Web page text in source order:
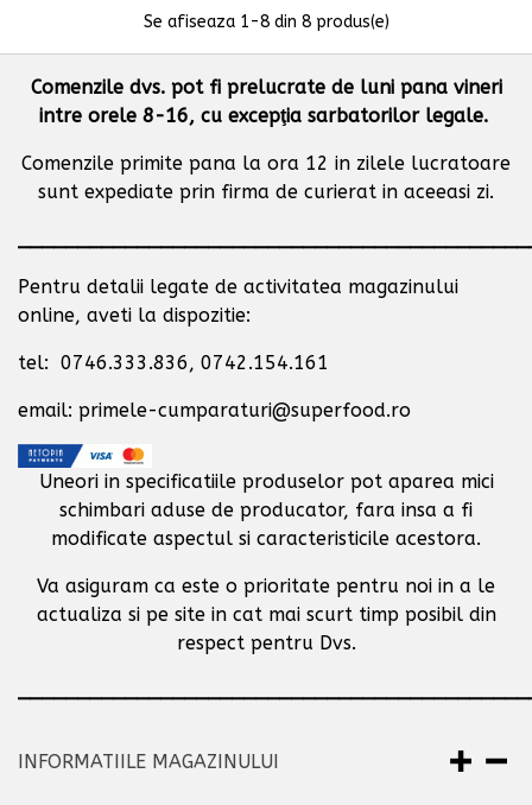
Se afiseaza 1-8 din 8 produs(e)
Comenzile dvs. pot fi prelucrate de luni pana vineri
intre orele 8-16, cu excepţia sarbatorilor legale.
Comenzile primite pana la ora 12 in zilele lucratoare
sunt expediate prin firma de curierat in aceeasi zi.
Pentru detalii legate de activitatea magazinului
online, aveti la dispozitie:
tel: 0746.333.836, 0742.154.161
email: primele-cumparaturi@superfood.ro
Uneori in specificatiile produselor pot aparea mici
schimbari aduse de producator, fara insa a fi
modificate aspectul si caracteristicile acestora.
Va asiguram ca este o prioritate pentru noi in a le
actualiza si pe site in cat mai scurt timp posibil din
respect pentru Dvs.
INFORMATIILE MAGAZINULUI